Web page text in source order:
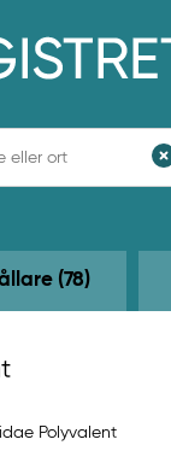
(78)
Polyvalent